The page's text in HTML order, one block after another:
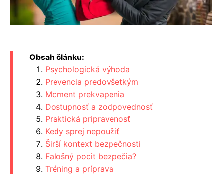
Obsah článku:
Psychologická výhoda
Prevencia predovšetkým
Moment prekvapenia
Dostupnosť a zodpovednosť
Praktická pripravenosť
Kedy sprej nepoužiť
Širší kontext bezpečnosti
Falošný pocit bezpečia?
Tréning a príprava